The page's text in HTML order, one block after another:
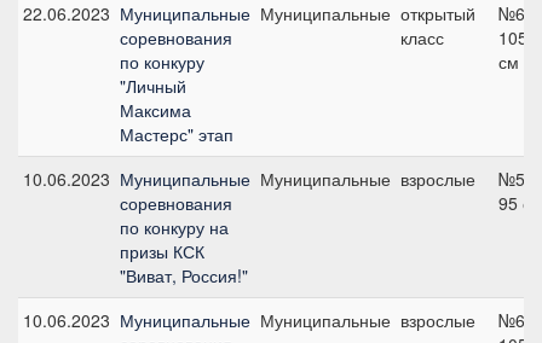
22.06.2023 Муниципальные
соревнования
по конкуру
"Личный
Максима
Мастерс" этап
Муниципальные открытый
класс
№6,
105
см
10.06.2023 Муниципальные
соревнования
по конкуру на
призы КСК
"Виват, Россия!"
Муниципальные взрослые
№5,
95 см
10.06.2023 Муниципальные Муниципальные взрослые
№6,